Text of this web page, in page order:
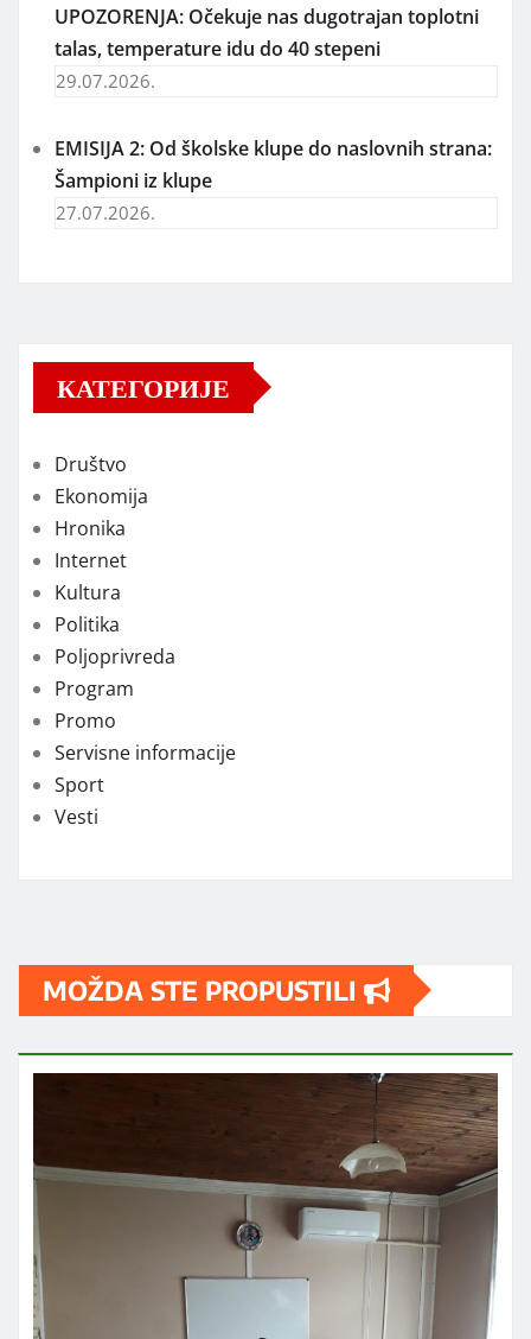
UPOZORENJA: Očekuje nas dugotrajan toplotni
talas, temperature idu do 40 stepeni
29.07.2026.
EMISIJA 2: Od školske klupe do naslovnih strana:
Šampioni iz klupe
27.07.2026.
КАТЕГОРИЈЕ
Društvo
Ekonomija
Hronika
Internet
Kultura
Politika
Poljoprivreda
Program
Promo
Servisne informacije
Sport
Vesti
MOŽDA STE PROPUSTILI